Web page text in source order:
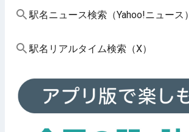
駅名ニュース検索（Yahoo!ニュース）
駅名リアルタイム検索（X）